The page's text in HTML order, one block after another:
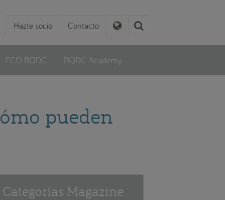
Hazte socio Contacto
ECO BQDC BQDC Academy
pueden
Categorías Magazine